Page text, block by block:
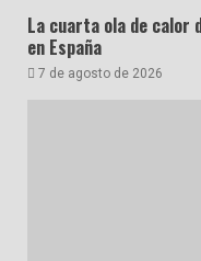
La cuarta ola de calor
en España
7 de agosto de 2026